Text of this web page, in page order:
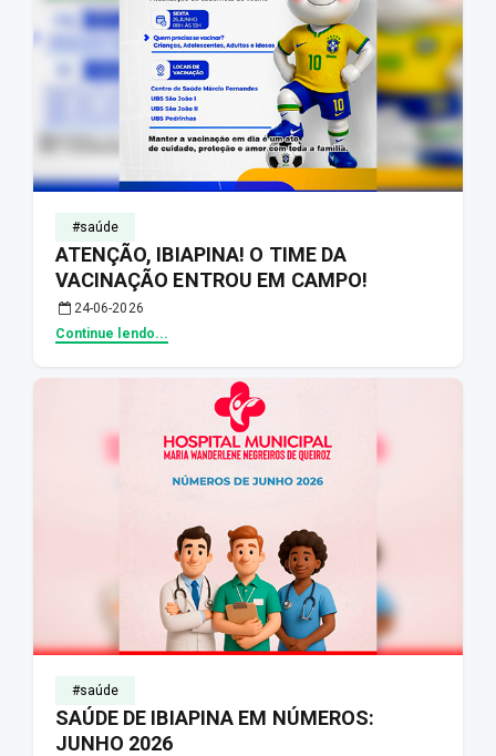
#saúde
ATENÇÃO, IBIAPINA! O TIME DA
VACINAÇÃO ENTROU EM CAMPO!
24-06-2026
Continue lendo...
#saúde
SAÚDE DE IBIAPINA EM NÚMEROS:
JUNHO 2026